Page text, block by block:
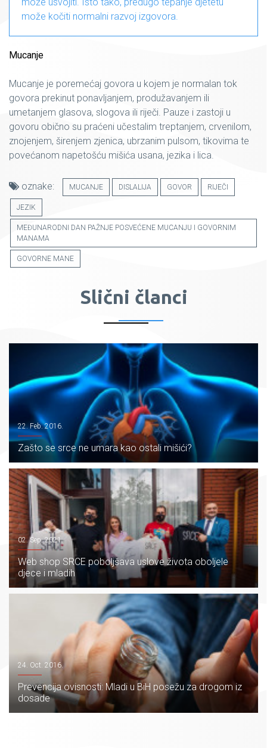
može kočiti normalni razvoj izgovora.
Mucanje
Mucanje je poremećaj govora u kojem je normalan tok
govora prekinut ponavljanjem, produžavanjem ili
umetanjem glasova, slogova ili riječi. Pauze i zastoji u
govoru obično su praćeni učestalim treptanjem, crvenilom,
znojenjem, širenjem zjenica, ubrzanim pulsom, tikovima te
povećanom napetošću mišića usana, jezika i lica.
oznake: MUCANJE DISLALIJA GOVOR RIJEČI
JEZIK
MEĐUNARODNI DAN PAŽNJE POSVEĆENE MUCANJU I GOVORNIM
MANAMA
GOVORNE MANE
Slični članci
22. Feb. 2016.
Zašto se srce ne umara kao ostali mišići?
02. Sep. 2021.
Web shop SRCE poboljšava uslove života oboljele
djece i mladih
24. Oct. 2016.
Prevencija ovisnosti: Mladi u BiH posežu za drogom iz
dosade